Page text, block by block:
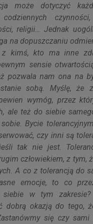
może dotyczyć
czynności,
religii… Jednak
na dopuszczaniu
kimś, kto ma inne
sensie
pozwala nam ona na
sobą. Myślę, że
wymóg, przez
ale też do siebie
Bycie
czy inni są
tak nie jest.
człowiekiem, z tym,
A co z tolerancją do
emocje, to co
w tym
dobrą okazją do tego,
się czy sami